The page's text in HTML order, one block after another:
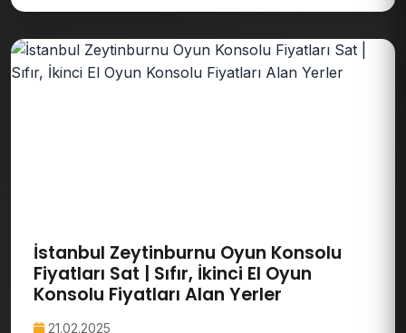
İstanbul Zeytinburnu Oyun Konsolu
Fiyatları Sat | Sıfır, İkinci El Oyun
Konsolu Fiyatları Alan Yerler
21.02.2025